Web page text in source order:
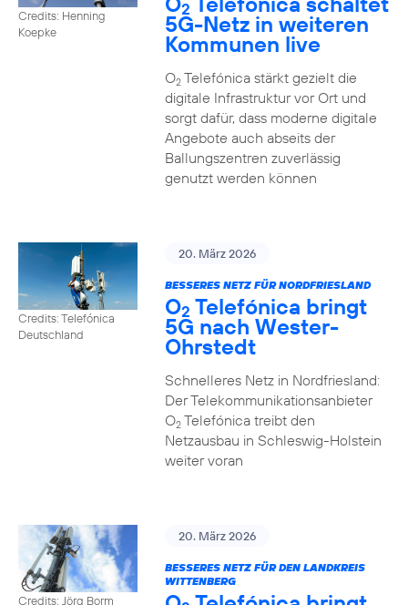
Credits: Henning
Koepke
2
5G-Netz in weiteren
Kommunen live
O2Telefónica stärkt gezielt die
digitale Infrastruktur vor Ort und
sorgt dafür, dass moderne digitale
Angebote auch abseits der
Ballungszentren zuverlässig
genutzt werden können
Credits: Telefónica
Deutschland
20. März 2026
BESSERES NETZ FÜR NORDFRIESLAND
O2 Telefónica bringt
5G nach Wester-
Ohrstedt
Schnelleres Netz in Nordfriesland:
Der Telekommunikationsanbieter
O2Telefónica treibt den
Netzausbau in Schleswig-Holstein
weiter voran
Credits: Jörg Borm
20. März 2026
BESSERES NETZ FÜR DEN LANDKREIS
WITTENBERG